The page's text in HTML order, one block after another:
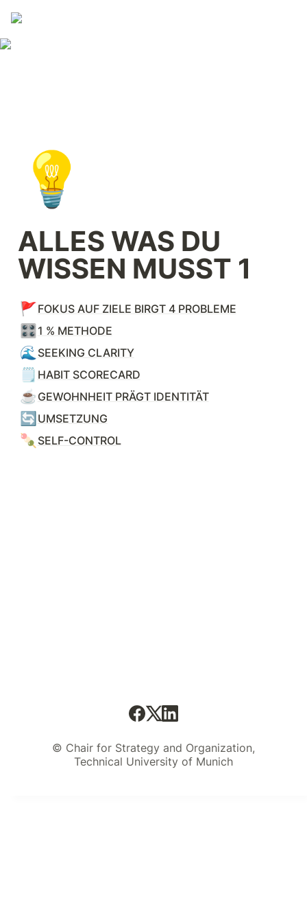
💡
ALLES WAS DU
WISSEN MUSST 1
🚩FOKUS AUF ZIELE BIRGT 4 PROBLEME
🎛️ 1 % METHODE
🌊 SEEKING CLARITY
🗒️ HABIT SCORECARD
☕ GEWOHNHEIT PRÄGT IDENTITÄT
🔄 UMSETZUNG
🍡 SELF-CONTROL
© Chair for Strategy and Organization,
Technical University of Munich